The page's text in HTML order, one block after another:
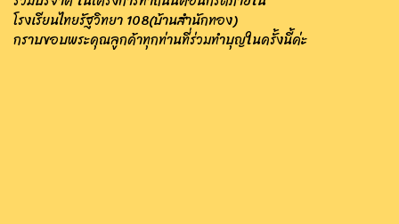
โรงเรียนไทยรัฐวิทยา 108(บ้านสำนักทอง)
กราบขอบพระคุณลูกค้าทุกท่านที่ร่วมทำบุญในครั้งนี้ค่ะ